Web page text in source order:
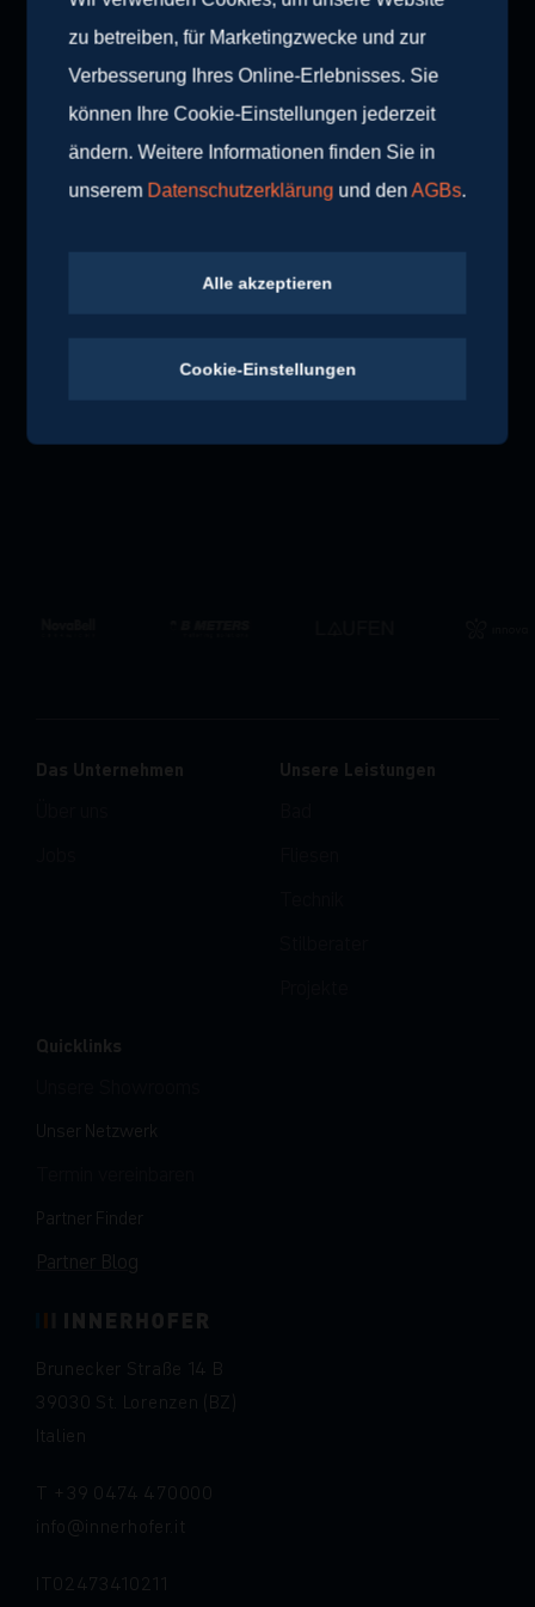
perfekten Spiegel für Ihr Zuhause! Gerne stehen wir
Ihnen mit einer persönlichen Beratung zur Seite.
Besuchen Sie einen unserer Showrooms in Südtirol,
Trient oder Belluno.
Weitere Blogartikel
Brunecker Straße 14 B
39030 St. Lorenzen (BZ)
Italien
T +39 0474 470000
info
innerhofer.it
IT02473410211
Das Unternehmen
Unsere Leistungen
Quicklinks
Unser Netzwerk
Partner Finder
Partner Blog
zu betreiben, für Marketingzwecke und zur
Verbesserung Ihres Online-Erlebnisses. Sie
können Ihre Cookie-Einstellungen jederzeit
ändern. Weitere Informationen finden Sie in
unserem Datenschutzerklärung und den AGBs.
Alle akzeptieren
Cookie-Einstellungen